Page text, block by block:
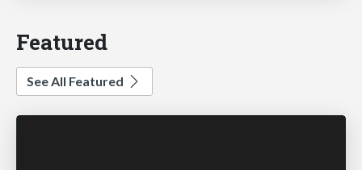
Featured
See All Featured